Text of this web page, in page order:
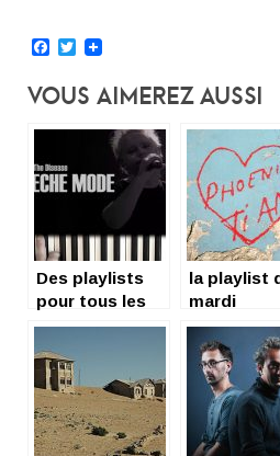
Facebook
Twitter
Vous Aimerez Aussi
Des playlists
pour tous les
confinés
la playlist
mardi